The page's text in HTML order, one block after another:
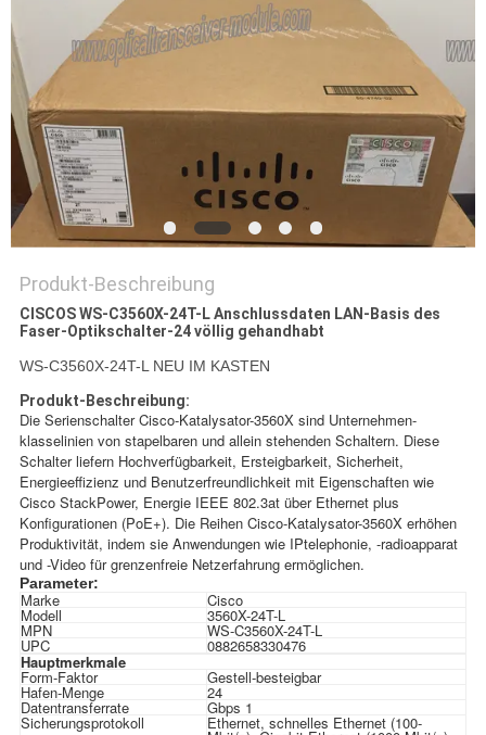
Produkt-Beschreibung
CISCOS WS-C3560X-24T-L Anschlussdaten LAN-Basis des
Faser-Optikschalter-24 völlig gehandhabt
WS-C3560X-24T-L NEU IM KASTEN
Produkt-Beschreibung:
Die Serienschalter Cisco-Katalysator-3560X sind Unternehmen-
klasselinien von stapelbaren und allein stehenden Schaltern. Diese
Schalter liefern Hochverfügbarkeit, Ersteigbarkeit, Sicherheit,
Energieeffizienz und Benutzerfreundlichkeit mit Eigenschaften wie
Cisco StackPower, Energie IEEE 802.3at über Ethernet plus
Konfigurationen (PoE+). Die Reihen Cisco-Katalysator-3560X erhöhen
Produktivität, indem sie Anwendungen wie IPtelephonie, -radioapparat
und -Video für grenzenfreie Netzerfahrung ermöglichen.
Parameter:
Marke Cisco
Modell 3560X-24T-L
MPN WS-C3560X-24T-L
UPC 0882658330476
Hauptmerkmale
Form-Faktor Gestell-besteigbar
Hafen-Menge 24
Datentransferrate Gbps 1
Sicherungsprotokoll Ethernet, schnelles Ethernet (100-